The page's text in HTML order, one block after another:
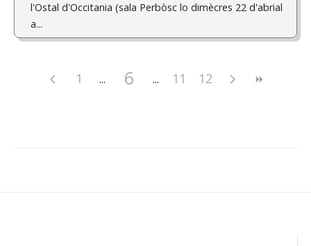
l'Ostal d'Occitania (sala Perbòsc lo dimècres 22 d'abrial
a...
1 6 11 12